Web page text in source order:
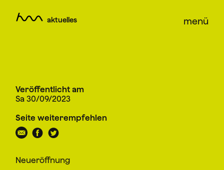
aktuelles menü
Veröffentlicht am
Sa 30/09/2023
Seite weiterempfehlen
Neueröffnung